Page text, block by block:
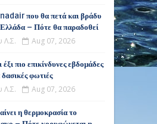
που θα πετά και βράδυ
Ελλάδα – Πότε θα παραδοθεί
Aug 07, 2026
έξι πιο επικίνδυνες εβδομάδες
φωτιές
Aug 07, 2026
η θερμοκρασία το